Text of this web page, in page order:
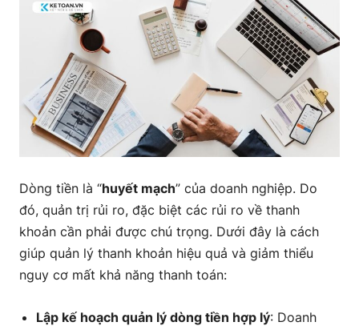
Dòng tiền là “huyết mạch” của doanh nghiệp. Do
đó, quản trị rủi ro, đặc biệt các rủi ro về thanh
khoản cần phải được chú trọng. Dưới đây là cách
giúp quản lý thanh khoản hiệu quả và giảm thiểu
nguy cơ mất khả năng thanh toán:
Lập kế hoạch quản lý dòng tiền hợp lý: Doanh